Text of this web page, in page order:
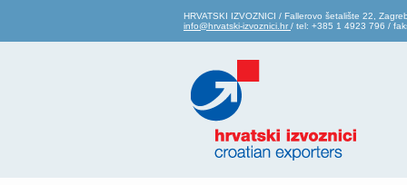
HRVATSKI IZVOZNICI / Fallerovo šetalište 22,
info@hrvatski-izvoznici.hr / tel: +385 1 4923 796 /